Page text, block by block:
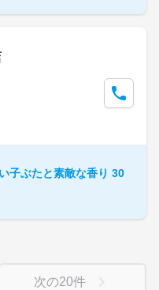
子ぶたと素敵な香り 30
次の20件